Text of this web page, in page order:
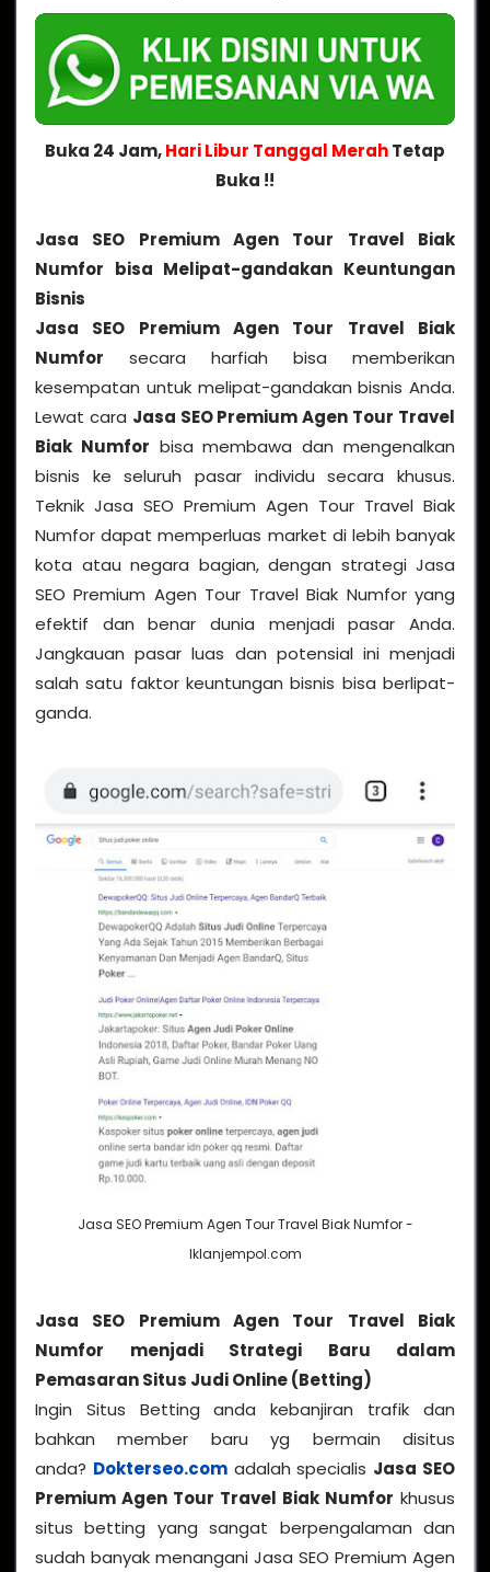
Buka 24 Jam,Hari Libur Tanggal MerahTetap
Buka !!
Jasa SEO Premium Agen Tour Travel Biak
Numfor bisa Melipat-gandakan Keuntungan
Bisnis
Jasa SEO Premium Agen Tour Travel Biak
Numfor secara harfiah bisa memberikan
kesempatan untuk melipat-gandakan bisnis Anda.
Lewat cara Jasa SEO Premium Agen Tour Travel
Biak Numfor bisa membawa dan mengenalkan
bisnis ke seluruh pasar individu secara khusus.
Teknik Jasa SEO Premium Agen Tour Travel Biak
Numfor dapat memperluas market di lebih banyak
kota atau negara bagian, dengan strategi Jasa
SEO Premium Agen Tour Travel Biak Numfor yang
efektif dan benar dunia menjadi pasar Anda.
Jangkauan pasar luas dan potensial ini menjadi
salah satu faktor keuntungan bisnis bisa berlipat-
ganda.
Jasa SEO Premium Agen Tour Travel Biak Numfor -
Iklanjempol.com
Jasa SEO Premium Agen Tour Travel Biak
Numfor menjadi Strategi Baru dalam
Pemasaran Situs Judi Online (Betting)
Ingin Situs Betting anda kebanjiran trafik dan
bahkan member baru yg bermain disitus
anda? Dokterseo.comadalah specialis Jasa SEO
Premium Agen Tour Travel Biak Numfor khusus
situs betting yang sangat berpengalaman dan
sudah banyak menangani Jasa SEO Premium Agen